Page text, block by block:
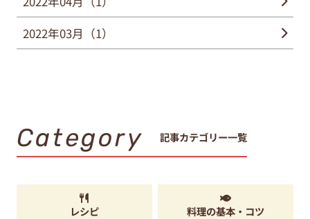
2022年03月（1）
Category 記事カテゴリー一覧
レシピ 料理の基本・コツ